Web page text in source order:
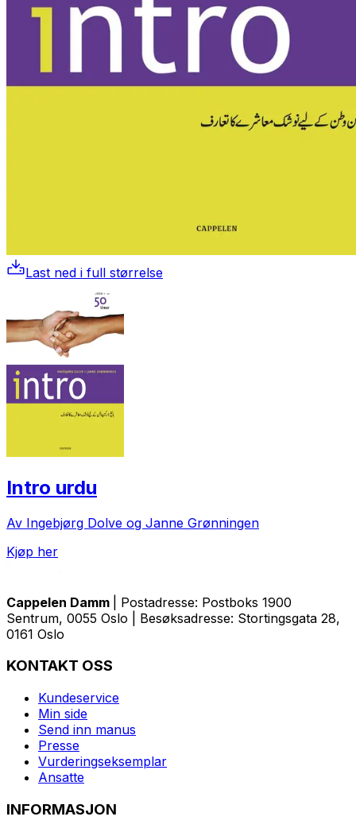
Last ned i full størrelse
Intro urdu
Av Ingebjørg Dolve og Janne Grønningen
Kjøp her
Cappelen Damm
| Postadresse: Postboks 1900
Sentrum, 0055 Oslo | Besøksadresse: Stortingsgata 28,
0161 Oslo
KONTAKT OSS
Kundeservice
Min side
Send inn manus
Presse
Vurderingseksemplar
Ansatte
INFORMASJON